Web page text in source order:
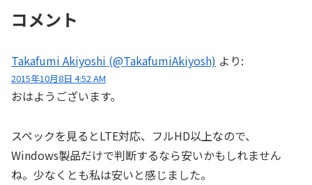
コメント
Takafumi Akiyoshi (@TakafumiAkiyosh) より:
2015年10月8日 4:52 AM
おはようございます。
スペックを見るとLTE対応、フルHD以上なので、
Windows製品だけで判断するなら安いかもしれません
ね。少なくとも私は安いと感じました。